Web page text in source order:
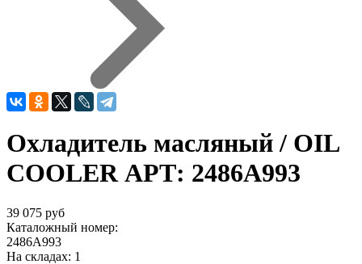
Охладитель масляный / OIL
COOLER АРТ: 2486A993
39 075 руб
Каталожный номер:
2486A993
На складах: 1